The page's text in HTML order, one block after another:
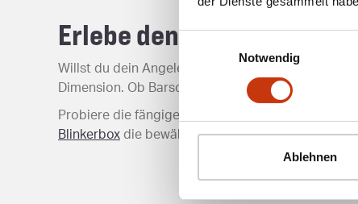
Notwendig
Ablehnen
Erlebe den Keitech-
Willst du dein Angelerlebnis auf das nächste
Dimension. Ob Barsch, Zander oder Forelle, mit
Probiere die fängigen Designs und lass dich von
Blinkerbox die bewährten Modelle und mache